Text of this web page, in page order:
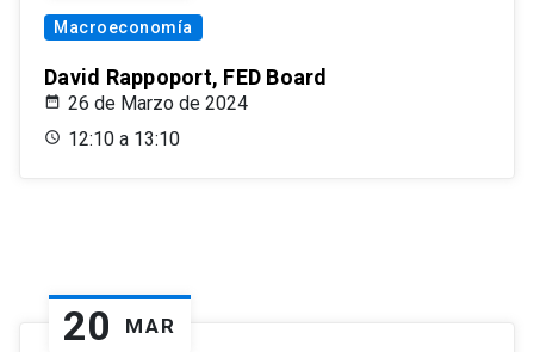
Macroeconomía
David Rappoport, FED Board
26 de Marzo de 2024
12:10 a 13:10
20 MAR